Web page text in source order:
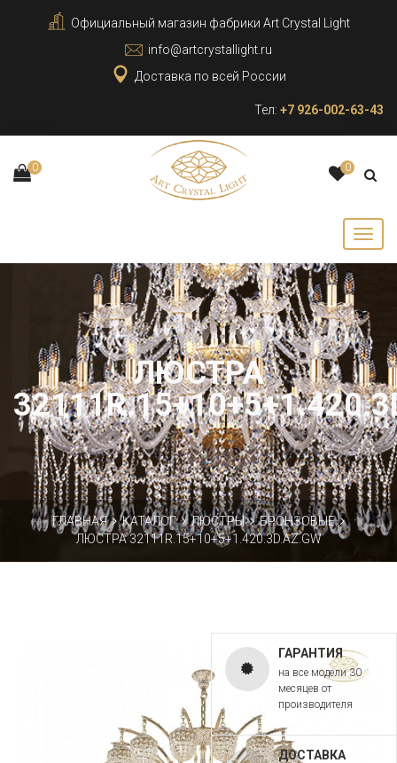
Официальный магазин фабрики Art Crystal Light
info@artcrystallight.ru
Доставка по всей России
Тел: +7 926-002-63-43
0 0
ЛЮСТРА
ГЛАВНАЯ КАТАЛОГ ЛЮСТРЫ
БРОНЗОВЫЕ
ЛЮСТРА 32111R.15+10+5+1.420.3D.AZ.GW
ГАРАНТИЯ
на все модели 30
месяцев от
производителя
ДОСТАВКА